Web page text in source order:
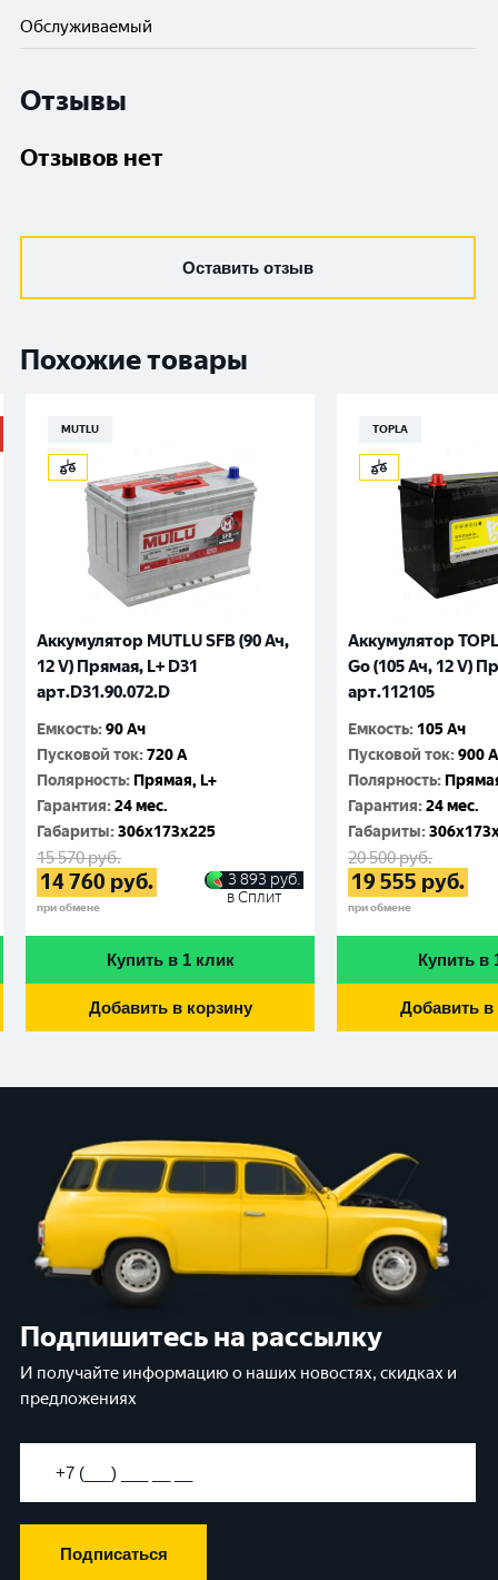
Обслуживаемый
Отзывы
Отзывов нет
Оставить отзыв
Похожие товары
MUTLU
Аккумулятор MUTLU SFB (90 Ач,
12 V) Прямая, L+ D31
арт.D31.90.072.D
Емкость:90 Ач
Пусковой ток:720 A
Полярность: Прямая, L+
Гарантия:24 мес.
Габариты:306x173x225
15 570руб.
14 760 руб.
при обмене
3 893 руб.
в Сплит
Купить в 1 клик
Добавить в корзину
TOPLA
Аккумулятор
Go (105 Ач, 12 V)
арт.112105
Емкость: 105 Ач
Пусковой ток:900 A
Полярность:
Гарантия:24 мес.
Габариты:
20 500руб.
19 555 руб.
при обмене
Купить в
Добавить в
Подпишитесь на рассылку
И получайте информацию о наших новостях, скидках и
предложениях
Подписаться